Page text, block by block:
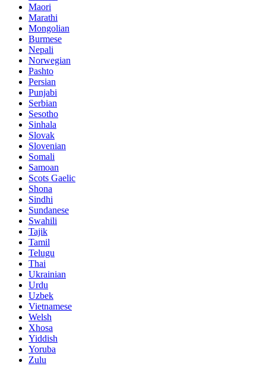
Maori
Marathi
Mongolian
Burmese
Nepali
Norwegian
Pashto
Persian
Punjabi
Serbian
Sesotho
Sinhala
Slovak
Slovenian
Somali
Samoan
Scots Gaelic
Shona
Sindhi
Sundanese
Swahili
Tajik
Tamil
Telugu
Thai
Ukrainian
Urdu
Uzbek
Vietnamese
Welsh
Xhosa
Yiddish
Yoruba
Zulu